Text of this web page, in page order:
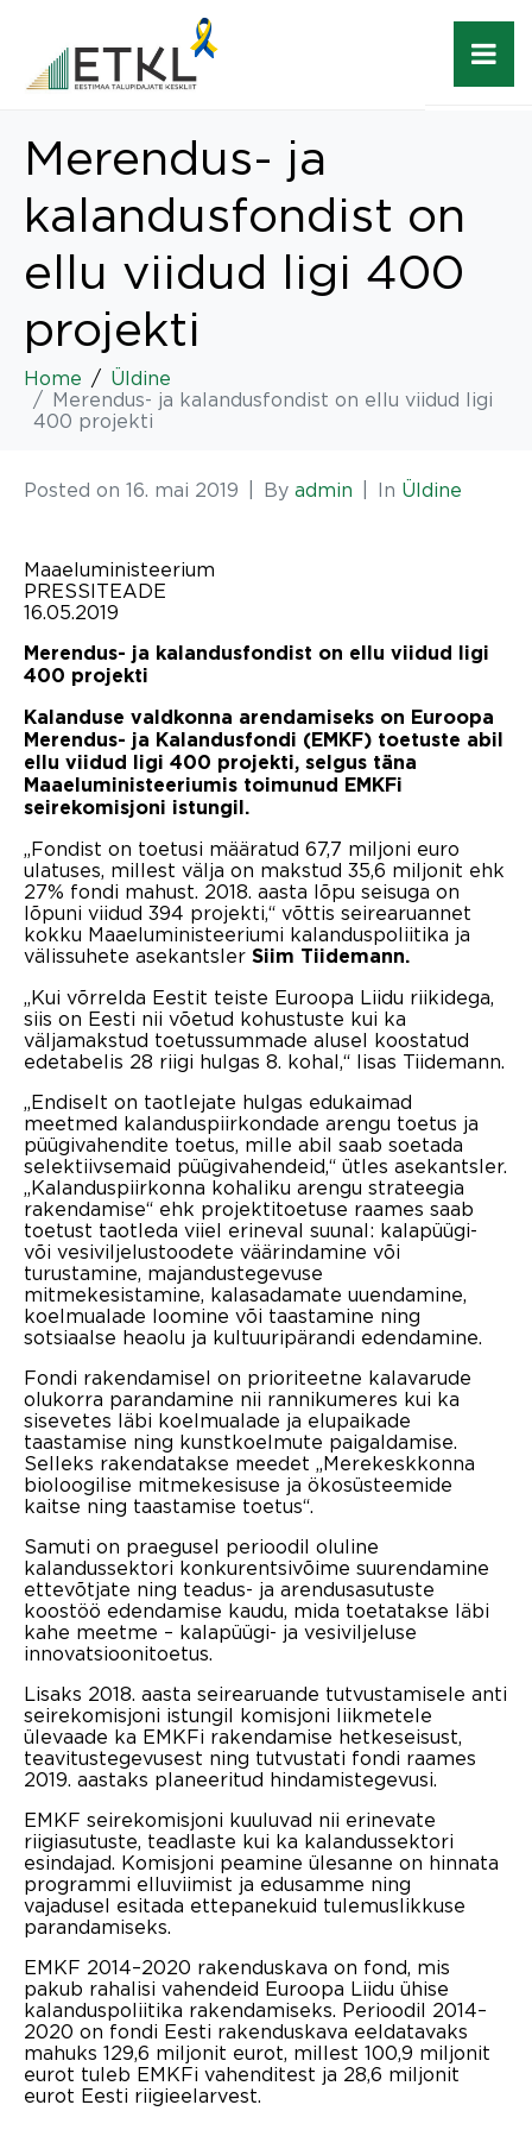
Merendus- ja
kalandusfondist on
ellu viidud ligi 400
projekti
Home
Üldine
Merendus- ja kalandusfondist on ellu viidud ligi
400 projekti
Posted on 16. mai 2019 By admin In Üldine
Maaeluministeerium
PRESSITEADE
16.05.2019
Merendus- ja kalandusfondist on ellu viidud ligi
400 projekti
Kalanduse valdkonna arendamiseks on Euroopa
Merendus- ja Kalandusfondi (EMKF) toetuste abil
ellu viidud ligi 400 projekti, selgus täna
Maaeluministeeriumis toimunud EMKFi
seirekomisjoni istungil.
„Fondist on toetusi määratud 67,7 miljoni euro
ulatuses, millest välja on makstud 35,6 miljonit ehk
27% fondi mahust. 2018. aasta lõpu seisuga on
lõpuni viidud 394 projekti,“ võttis seirearuannet
kokku Maaeluministeeriumi kalanduspoliitika ja
välissuhete asekantsler Siim Tiidemann.
„Kui võrrelda Eestit teiste Euroopa Liidu riikidega,
siis on Eesti nii võetud kohustuste kui ka
väljamakstud toetussummade alusel koostatud
edetabelis 28 riigi hulgas 8. kohal,“ lisas Tiidemann.
„Endiselt on taotlejate hulgas edukaimad
meetmed kalanduspiirkondade arengu toetus ja
püügivahendite toetus, mille abil saab soetada
selektiivsemaid püügivahendeid,“ ütles asekantsler.
„Kalanduspiirkonna kohaliku arengu strateegia
rakendamise“ ehk projektitoetuse raames saab
toetust taotleda viiel erineval suunal: kalapüügi-
või vesiviljelustoodete väärindamine või
turustamine, majandustegevuse
mitmekesistamine, kalasadamate uuendamine,
koelmualade loomine või taastamine ning
sotsiaalse heaolu ja kultuuripärandi edendamine.
Fondi rakendamisel on prioriteetne kalavarude
olukorra parandamine nii rannikumeres kui ka
sisevetes läbi koelmualade ja elupaikade
taastamise ning kunstkoelmute paigaldamise.
Selleks rakendatakse meedet „Merekeskkonna
bioloogilise mitmekesisuse ja ökosüsteemide
kaitse ning taastamise toetus“.
Samuti on praegusel perioodil oluline
kalandussektori konkurentsivõime suurendamine
ettevõtjate ning teadus- ja arendusasutuste
koostöö edendamise kaudu, mida toetatakse läbi
kahe meetme – kalapüügi- ja vesiviljeluse
innovatsioonitoetus.
Lisaks 2018. aasta seirearuande tutvustamisele anti
seirekomisjoni istungil komisjoni liikmetele
ülevaade ka EMKFi rakendamise hetkeseisust,
teavitustegevusest ning tutvustati fondi raames
2019. aastaks planeeritud hindamistegevusi.
EMKF seirekomisjoni kuuluvad nii erinevate
riigiasutuste, teadlaste kui ka kalandussektori
esindajad. Komisjoni peamine ülesanne on hinnata
programmi elluviimist ja edusamme ning
vajadusel esitada ettepanekuid tulemuslikkuse
parandamiseks.
EMKF 2014–2020 rakenduskava on fond, mis
pakub rahalisi vahendeid Euroopa Liidu ühise
kalanduspoliitika rakendamiseks. Perioodil 2014–
2020 on fondi Eesti rakenduskava eeldatavaks
mahuks 129,6 miljonit eurot, millest 100,9 miljonit
eurot tuleb EMKFi vahenditest ja 28,6 miljonit
eurot Eesti riigieelarvest.